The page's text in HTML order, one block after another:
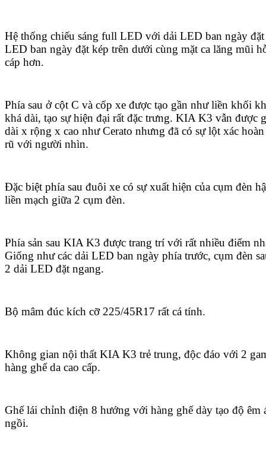
Hệ thống chiếu sáng full LED với dải LED ban ngày
LED ban ngày đặt kép trên dưới cùng mặt ca lăng mũi
cáp hơn.
Phía sau ở cột C và cốp xe được tạo gần như liền khối
khá dài, tạo sự hiện đại rất đặc trưng. KIA K3 vẫn được
dài x rộng x cao như Cerato nhưng đã có sự lột xác
rũ với người nhìn.
Đặc biệt phía sau đuôi xe có sự xuất hiện của cụm đèn
liền mạch giữa 2 cụm đèn.
Phía sản sau KIA K3 được trang trí với rất nhiều điểm
Giống như các dải LED ban ngày phía trước, cụm đèn
2 dải LED đặt ngang.
Bộ mâm đúc kích cỡ 225/45R17 rất cá tính.
Không gian nội thất KIA K3 trẻ trung, độc đáo với 2
hàng ghế da cao cấp.
Ghế lái chỉnh điện 8 hướng với hàng ghế dày tạo độ êm
ngồi.